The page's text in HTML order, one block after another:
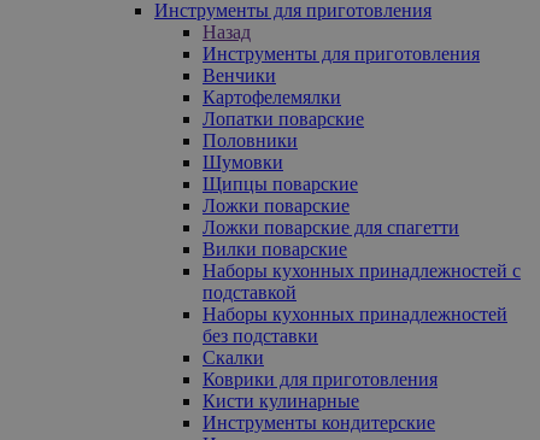
Инструменты для приготовления
Назад
Инструменты для приготовления
Венчики
Картофелемялки
Лопатки поварские
Половники
Шумовки
Щипцы поварские
Ложки поварские
Ложки поварские для спагетти
Вилки поварские
Наборы кухонных принадлежностей с
подставкой
Наборы кухонных принадлежностей
без подставки
Скалки
Коврики для приготовления
Кисти кулинарные
Инструменты кондитерские